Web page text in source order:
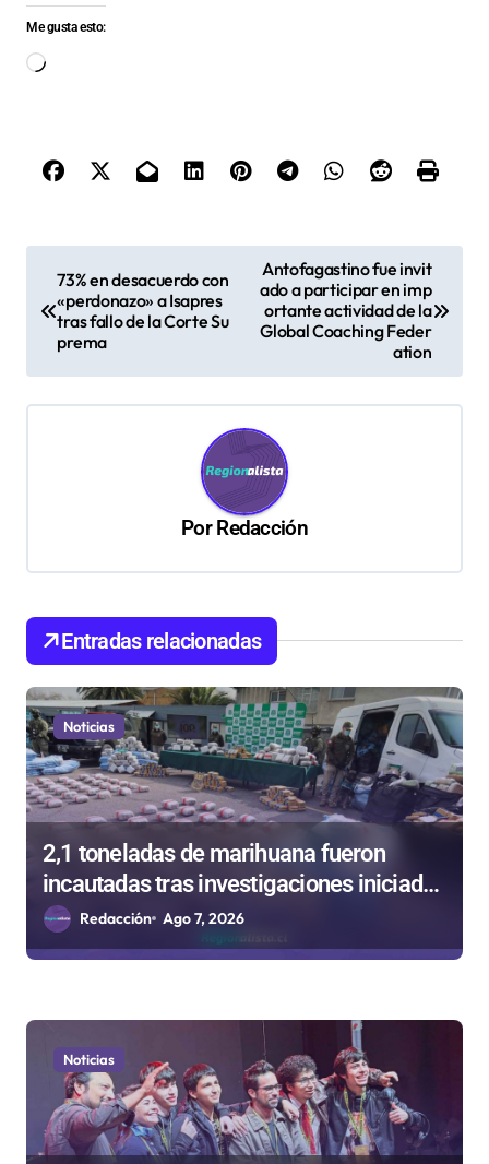
Me gusta esto:
Cargando...
e
g
d
e
e
n
t
r
d
s
73% en desacuerdo con
«perdonazo» a Isapres
tras fallo de la Corte Su
prema
Antofagastino fue invit
ado a participar en imp
ortante actividad de la
Global Coaching Feder
ation
PorRedacción
Entradas relacionadas
Noticias
2,1 toneladas de marihuana fueron
incautadas tras investigaciones iniciadas
en Antofagasta
Redacción Ago 7, 2026
Noticias